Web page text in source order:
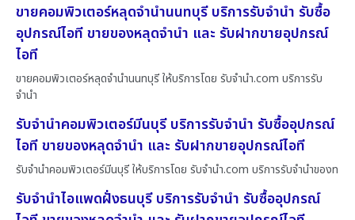
ขายคอมพิวเตอร์หลุดจำนำนนทบุรี บริการรับจำนำ รับซื้อ
อุปกรณ์ไอที ขายของหลุดจำนำ และ รับฝากขายอุปกรณ์
ไอที
ขายคอมพิวเตอร์หลุดจำนำนนทบุรี ให้บริการโดย รับจํานํา.com บริการรับ
จำนำ
รับจำนำคอมพิวเตอร์มีนบุรี บริการรับจำนำ รับซื้ออุปกรณ์
ไอที ขายของหลุดจำนำ และ รับฝากขายอุปกรณ์ไอที
รับจำนำคอมพิวเตอร์มีนบุรี ให้บริการโดย รับจํานํา.com บริการรับจำนำของท
รับจำนำไอแพดฝั่งธนบุรี บริการรับจำนำ รับซื้ออุปกรณ์